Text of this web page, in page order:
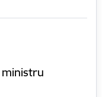
ministru